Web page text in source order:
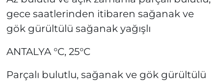
gece saatlerinden itibaren sağanak ve
gök gürültülü sağanak yağışlı
ANTALYA °C, 25°C
Parçalı bulutlu, sağanak ve gök gürültülü